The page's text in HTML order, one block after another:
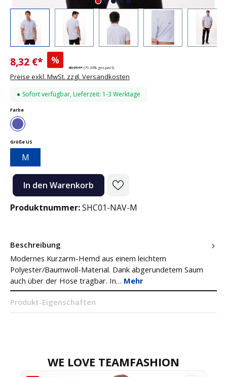
8,32 €* %
40,25 €* (79.33% gespart)
Preise exkl. MwSt. zzgl. Versandkosten
Sofort verfügbar, Lieferzeit: 1-3 Werktage
Farbeauswählen
Blau
Größe US
M
Produkt Anzahl: Gib den gewünschten Wert ein oder benutze die
In den Warenkorb
Produktnummer:SHC01-NAV-M
Beschreibung
Modernes Kurzarm-Hemd aus einem leichtem
Polyester/Baumwoll-Material. Dank abgerundetem Saum
auch über der Hose tragbar. In… Mehr
Produkt-Eigenschaften
WE LOVE TEAMFASHION